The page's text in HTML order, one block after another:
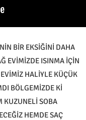
BİR EKSİĞİNİ DAHA
EVİMİZDE ISINMA İÇİN
HALİYLE KÜÇÜK
BÖLGEMİZDE Kİ
KUZUNELİ SOBA
HEMDE SAÇ